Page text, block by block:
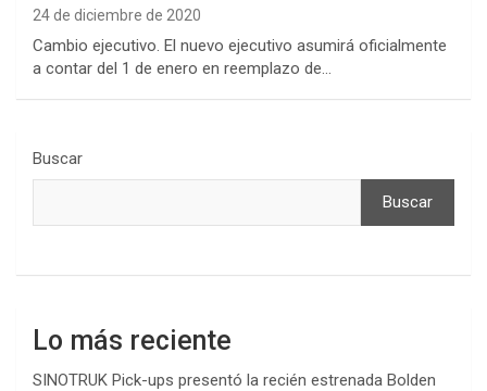
24 de diciembre de 2020
Cambio ejecutivo. El nuevo ejecutivo asumirá oficialmente
a contar del 1 de enero en reemplazo de…
Buscar
Buscar
Lo más reciente
SINOTRUK Pick-ups presentó la recién estrenada Bolden